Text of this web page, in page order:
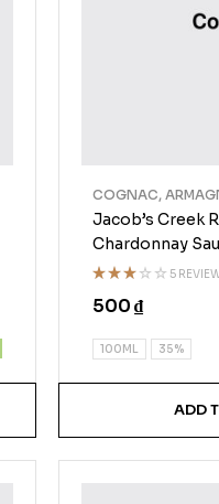
Jacob’s Creek
Chardonnay
Rated
3.00
5
5
COGNAC,
500₫
100ML 35%
ADD